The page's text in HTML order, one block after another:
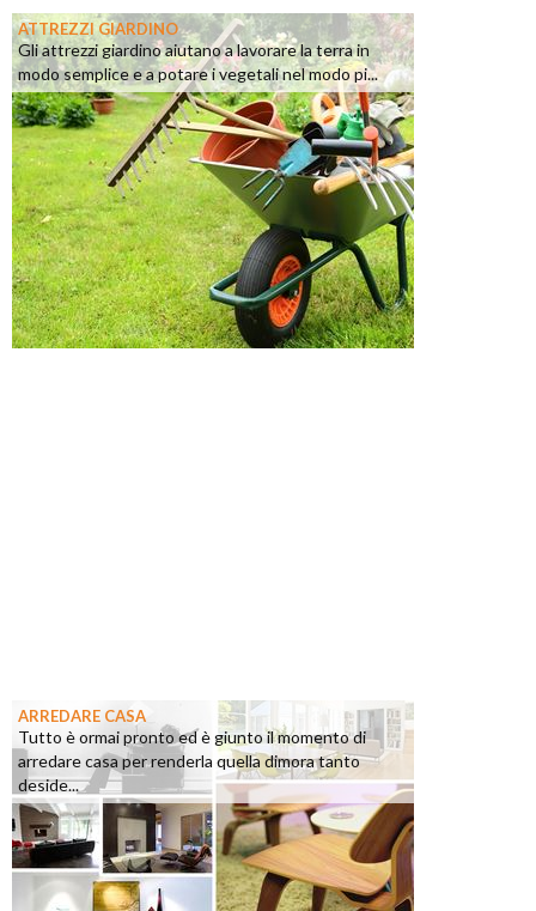
ATTREZZI GIARDINO
Gli attrezzi giardino aiutano a lavorare la terra in
modo semplice e a potare i vegetali nel modo pi...
ARREDARE CASA
Tutto è ormai pronto ed è giunto il momento di
arredare casa per renderla quella dimora tanto
deside...